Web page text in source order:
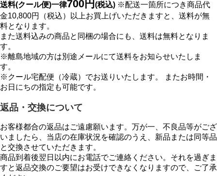
送料(クール便)一律700円 (税込) ※配送一箇所につき商品代
金10,800円（税込）以上お買上げいただきますと、送料が無
料となります。
また送料込みの商品と同梱の場合にも、送料は無料となりま
す。
※離島地域の方は別途メールにて送料をお知らせいたしま
す。
※クール宅配便（冷蔵）でお送りいたします。 またお時間・
お日にちの指定も可能です。
返品・交換について
お客様都合の返品はご遠慮願います。万が一、不良品等がござ
いましたら、当店の在庫状況を確認のうえ、新品または同等品
と交換させていただきます。
商品到着後翌日以内にお電話でご連絡ください。それを過ぎま
すと返品交換のご要望はお受けできなくなりますので、ご了承